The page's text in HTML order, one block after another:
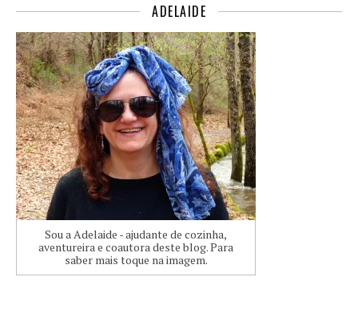
ADELAIDE
Sou a Adelaide - ajudante de cozinha,
aventureira e coautora deste blog. Para
saber mais toque na imagem.